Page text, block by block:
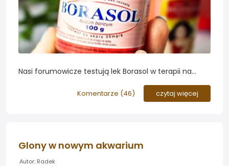
Nasi forumowicze testują lek Borasol w terapii na
metoda na zwalczenie sinic a dodatkowe dawki boru
Komentarze (46) czytaj więcej
Glony w nowym akwarium
Autor: Radek